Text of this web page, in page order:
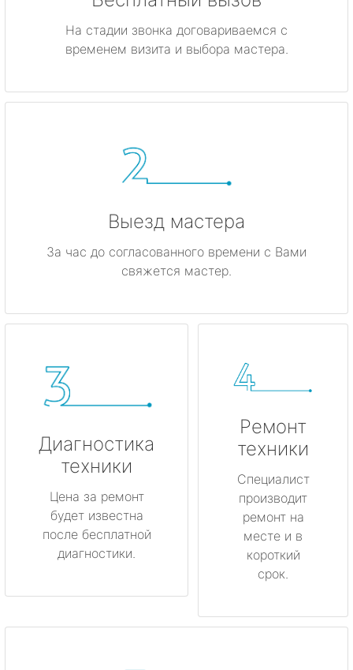
На стадии звонка договариваемся с
временем визита и выбора мастера.
Выезд мастера
За час до согласованного времени с Вами
свяжется мастер.
Диагностика
техники
Цена за ремонт
будет известна
после бесплатной
диагностики.
Ремонт
техники
Специалист
производит
ремонт на
месте и в
короткий
срок.